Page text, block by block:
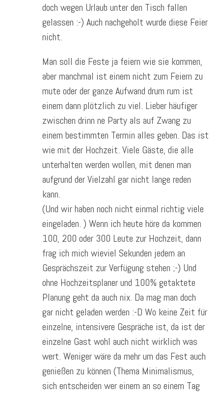
doch wegen Urlaub unter den Tisch fallen
gelassen :-) Auch nachgeholt wurde diese Feier
nicht.
Man soll die Feste ja feiern wie sie kommen,
aber manchmal ist einem nicht zum Feiern zu
mute oder der ganze Aufwand drum rum ist
einem dann plötzlich zu viel. Lieber häufiger
zwischen drinn ne Party als auf Zwang zu
einem bestimmten Termin alles geben. Das ist
wie mit der Hochzeit. Viele Gäste, die alle
unterhalten werden wollen, mit denen man
aufgrund der Vielzahl gar nicht lange reden
kann.
(Und wir haben noch nicht einmal richtig viele
eingeladen. ) Wenn ich heute höre da kommen
100, 200 oder 300 Leute zur Hochzeit, dann
frag ich mich wieviel Sekunden jedem an
Gesprächszeit zur Verfügung stehen ;-) Und
ohne Hochzeitsplaner und 100% getaktete
Planung geht da auch nix. Da mag man doch
gar nicht geladen werden :-D Wo keine Zeit für
einzelne, intensivere Gespräche ist, da ist der
einzelne Gast wohl auch nicht wirklich was
wert. Weniger wäre da mehr um das Fest auch
genießen zu können (Thema Minimalismus,
sich entscheiden wer einem an so einem Tag